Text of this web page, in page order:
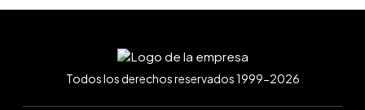
Todos los derechos reservados 1999-2026